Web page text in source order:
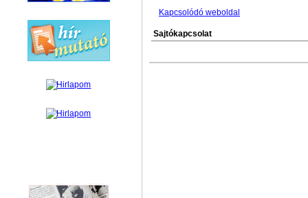
Kapcsolódó weboldal
Sajtókapcsolat